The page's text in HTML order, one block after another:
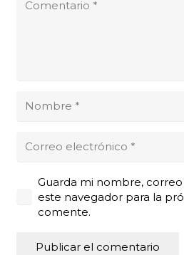
Guarda mi nombre,
este navegador para la
comente.
Publicar el comentario